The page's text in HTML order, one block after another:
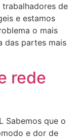
trabalhadores de
e estamos
o mais
das partes mais
rede
Sabemos que o
e dor de